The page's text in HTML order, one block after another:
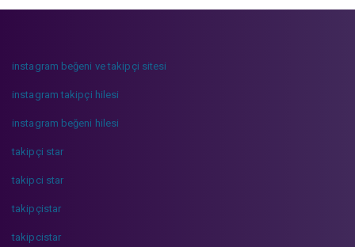
instagram beğeni ve takipçi sitesi
instagram takipçi hilesi
instagram beğeni hilesi
takipçi star
takipci star
takipçistar
takipcistar